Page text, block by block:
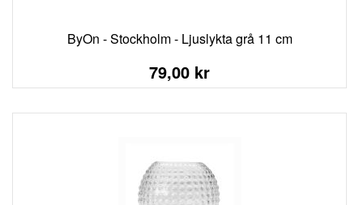
ByOn - Stockholm - Ljuslykta grå 11 cm
79,00 kr